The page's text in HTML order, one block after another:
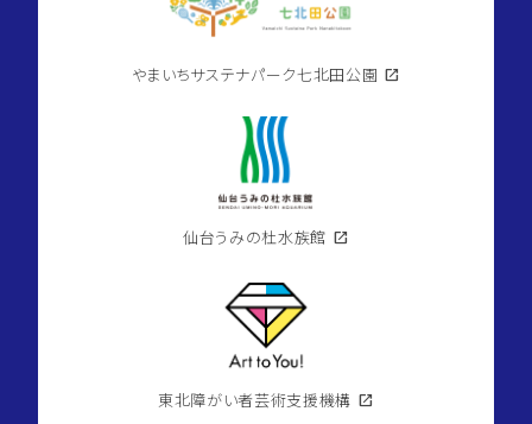
やまいちサステナパーク七北田公園 open_in_new
仙台うみの杜水族館 open_in_new
東北障がい者芸術支援機構 open_in_new